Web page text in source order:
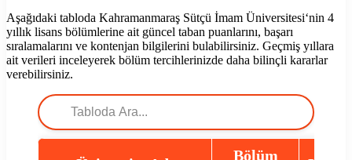
Aşağıdaki tabloda Kahramanmaraş Sütçü İmam Üniversitesi‘nin 4
yıllık lisans bölümlerine ait güncel taban puanlarını, başarı
sıralamalarını ve kontenjan bilgilerini bulabilirsiniz. Geçmiş yıllara
ait verileri inceleyerek bölüm tercihlerinizde daha bilinçli kararlar
verebilirsiniz.
Bölüm